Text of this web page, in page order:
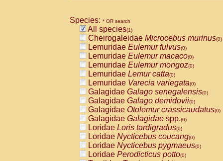
CebidaeCebus capucinus
CebidaeCebus nigrivittatus
CebidaeCebus spp.(0)
CebidaeSaimiri boliviensis(0)
CebidaeSaimiri sciureus(0)
AtelidaeAlouatta caraya(0)
AtelidaeAlouatta fusca(0)
AtelidaeAlouatta seniculus(0)
AtelidaeAlouattaspp.(0)
AtelidaeAteles belzebuth(0)
AtelidaeAteles geoffroyi(0)
AtelidaeAteles paniscus(0)
AtelidaeAtelesspp.(0)
AtelidaeLagothrix lagothricha(0)
AtelidaeLagothrix lagothricha cana
PitheciidaeCacajao calvus
Species: * OR search
All species(1)
Cheirogaleidae Microcebus murinus(0)
Lemuridae Eulemur fulvus(0)
Lemuridae Eulemur macaco(0)
Lemuridae Eulemur mongoz(0)
Lemuridae Lemur catta(0)
Lemuridae Varecia variegata(0)
Galagidae Galago senegalensis(0)
Galagidae Galago demidovii(0)
Galagidae Otolemur crassicaudatus(0)
Galagidae Galagidae spp.(0)
Loridae Loris tardigradus(0)
Loridae Nycticebus coucang(0)
Loridae Nycticebus pygmaeus(0)
Loridae Perodicticus potto(0)